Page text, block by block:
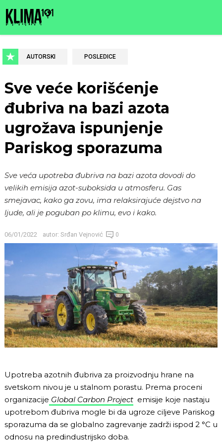
AUTORSKI POSLEDICE
Sve veće korišćenje
đubriva na bazi azota
ugrožava ispunjenje
Pariskog sporazuma
Sve veća upotreba đubriva na bazi azota dovodi do
velikih emisija azot-suboksida u atmosferu. Gas
smejavac, kako ga zovu, ima relaksirajuće dejstvo na
ljude, ali je poguban po klimu, evo i kako.
06/01/2022 autor: Srđan Vejnović 0
Upotreba azotnih đubriva za proizvodnju hrane na
svetskom nivou je u stalnom porastu. Prema proceni
organizacije Global Carbon Project emisije koje nastaju
upotrebom đubriva mogle bi da ugroze ciljeve Pariskog
sporazuma da se globalno zagrevanje zadrži ispod 2 °C u
odnosu na predindustrijsko doba.